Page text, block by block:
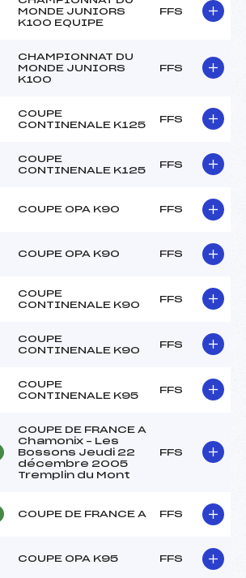
MONDE JUNIORS
K100 EQUIPE
FFS
CHAMPIONNAT DU
MONDE JUNIORS
K100
FFS
COUPE
CONTINENALE K125
FFS
COUPE
CONTINENALE K125
FFS
COUPE OPA K90 FFS
COUPE OPA K90 FFS
COUPE
CONTINENALE K90
FFS
COUPE
CONTINENALE K90
FFS
COUPE
CONTINENALE K95
FFS
COUPE DE FRANCE A
Chamonix – Les
Bossons Jeudi 22
décembre 2005
Tremplin du Mont
FFS
COUPE DE FRANCE A FFS
COUPE OPA K95 FFS